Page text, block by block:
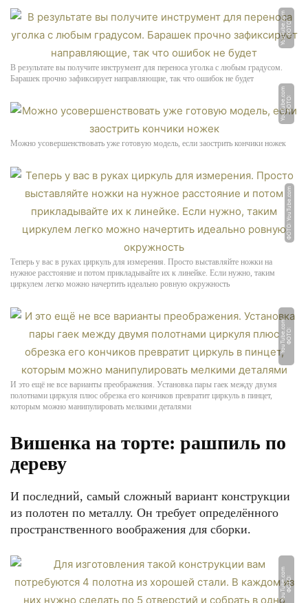
Ф
О
Т
О:
Y
o
u
T
u
b
e.
c
o
m
В результате вы получите инструмент для переноса уголка с любым градусом.
Барашек прочно зафиксирует направляющие, так что ошибок не будет
Ф
О
Т
О:
Y
o
u
T
u
b
e.
c
o
m
Можно усовершенствовать уже готовую модель, если заострить кончики ножек
ФОТО: YouTube.com
Теперь у вас в руках циркуль для измерения. Просто выставляйте ножки на
нужное расстояние и потом прикладывайте их к линейке. Если нужно, таким
циркулем легко можно начертить идеально ровную окружность
Ф
О
Т
О:
Y
o
u
T
u
b
e.
c
o
m
И это ещё не все варианты преображения. Установка пары гаек между двумя
полотнами циркуля плюс обрезка его кончиков превратит циркуль в пинцет,
которым можно манипулировать мелкими деталями
Вишенка на торте: рашпиль по
дереву
И последний, самый сложный вариант конструкции
из полотен по металлу. Он требует определённого
пространственного воображения для сборки.
Ф
О
Т
О:
Y
o
u
T
u
b
e.
c
o
m